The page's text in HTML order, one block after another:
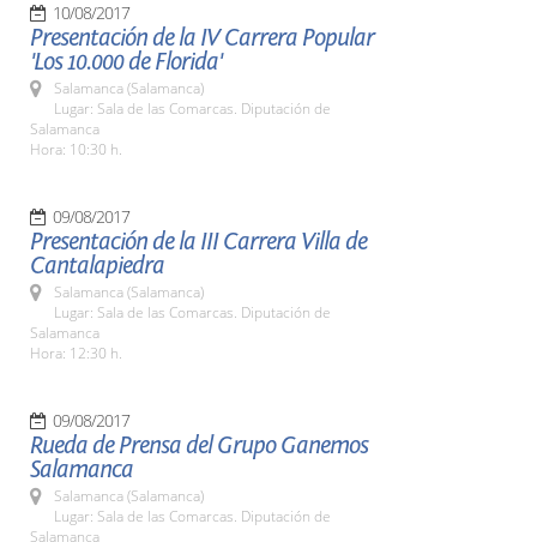
10/08/2017
Presentación de la IV Carrera Popular
'Los 10.000 de Florida'
Salamanca (Salamanca)
Lugar: Sala de las Comarcas. Diputación de
Salamanca
Hora: 10:30 h.
09/08/2017
Presentación de la III Carrera Villa de
Cantalapiedra
Salamanca (Salamanca)
Lugar: Sala de las Comarcas. Diputación de
Salamanca
Hora: 12:30 h.
09/08/2017
Rueda de Prensa del Grupo Ganemos
Salamanca
Salamanca (Salamanca)
Lugar: Sala de las Comarcas. Diputación de
Salamanca